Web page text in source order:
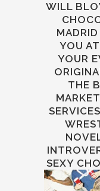
WILL
YOU
YOUR
THE
SEXY